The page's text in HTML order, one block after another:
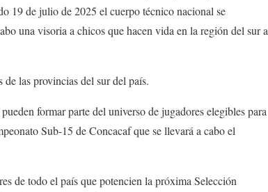
19 de julio de 2025 el cuerpo técnico nacional se
una visoria a chicos que hacen vida en la región del sur a
de las provincias del sur del país.
formar parte del universo de jugadores elegibles para
Sub-15 de Concacaf que se llevará a cabo el
de todo el país que potencien la próxima Selección